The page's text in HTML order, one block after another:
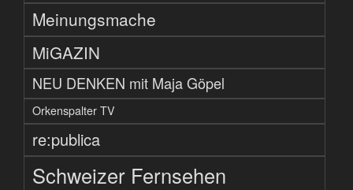
Meinungsmache
MiGAZIN
NEU DENKEN mit Maja Göpel
Orkenspalter TV
re:publica
Schweizer Fernsehen